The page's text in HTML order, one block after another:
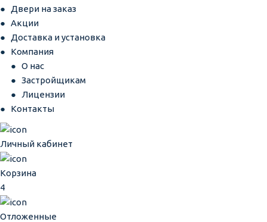
Двери на заказ
Акции
Доставка и установка
Компания
О нас
Застройщикам
Лицензии
Контакты
Личный кабинет
Корзина
4
Отложенные